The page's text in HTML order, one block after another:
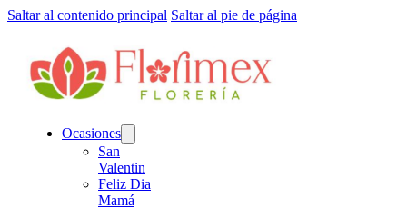
Saltar al contenido principal Saltar al pie de página
Ocasiones
San
Valentin
Feliz Dia
Mamá